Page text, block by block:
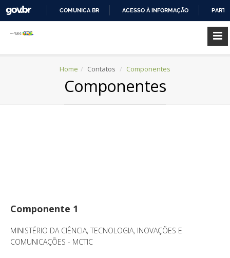
COMUNICA BR ACESSO À INFORMAÇÃO
Home Contatos Componentes
Componentes
Componente 1
MINISTÉRIO DA CIÊNCIA, TECNOLOGIA, INOVAÇÕES E
COMUNICAÇÕES - MCTIC